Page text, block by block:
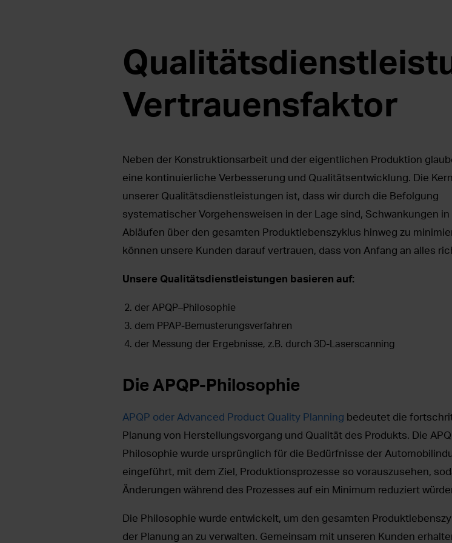
Vertrauensfaktor
Neben der Konstruktionsarbeit und der eigentlichen Produktion
eine kontinuierliche Verbesserung und Qualitätsentwicklung. Die
unserer Qualitätsdienstleistungen ist, dass wir durch die Befolgung
systematischer Vorgehensweisen in der Lage sind, Schwankungen in
Abläufen über den gesamten Produktlebenszyklus hinweg zu
können unsere Kunden darauf vertrauen, dass von Anfang an alles
Unsere Qualitätsdienstleistungen basieren auf:
der APQP–Philosophie
dem PPAP-Bemusterungsverfahren
der Messung der Ergebnisse, z.B. durch 3D-Laserscanning
Die APQP-Philosophie
APQP oder Advanced Product Quality Planning bedeutet die
Planung von Herstellungsvorgang und Qualität des Produkts. Die
Philosophie wurde ursprünglich für die Bedürfnisse der
eingeführt, mit dem Ziel, Produktionsprozesse so vorauszusehen,
Änderungen während des Prozesses auf ein Minimum reduziert
Die Philosophie wurde entwickelt, um den gesamten
der Planung an zu verwalten. Gemeinsam mit unseren Kunden